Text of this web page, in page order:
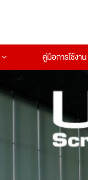
คู่มือการใช้งาน